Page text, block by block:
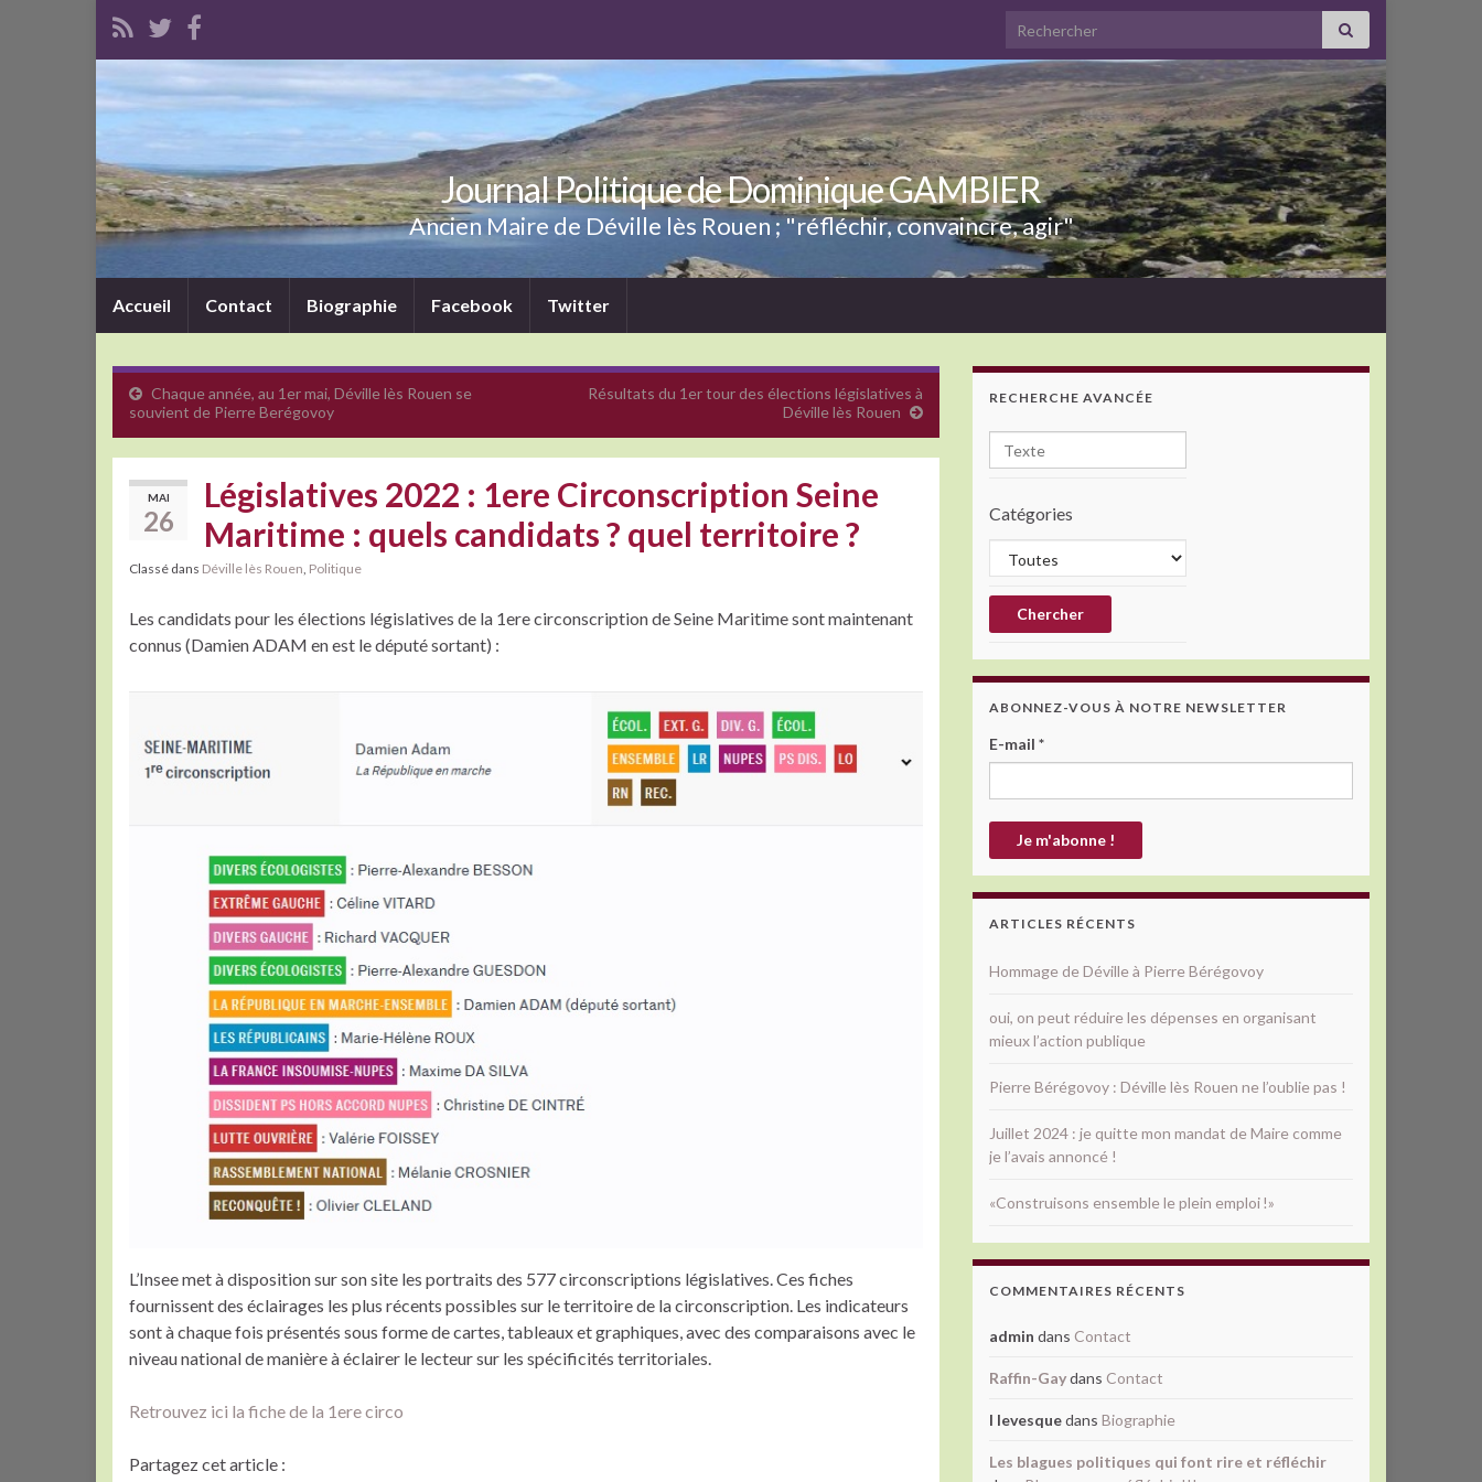
Search for:
Journal Politique de Dominique GAMBIER
Ancien Maire de Déville lès Rouen ; "réfléchir, convaincre, agir"
Accueil Contact Biographie Facebook Twitter
Chaque année, au 1er mai, Déville lès Rouen se
souvient de Pierre Berégovoy
Résultats du 1er tour des élections législatives à
Déville lès Rouen
MAI
26
Législatives 2022 : 1ere Circonscription Seine
Maritime : quels candidats ? quel territoire ?
Classé dans Déville lès Rouen, Politique
Les candidats pour les élections législatives de la 1ere circonscription de Seine Maritime sont maintenant
connus (Damien ADAM en est le député sortant) :
L’Insee met à disposition sur son site les portraits des 577 circonscriptions législatives. Ces fiches
fournissent des éclairages les plus récents possibles sur le territoire de la circonscription. Les indicateurs
sont à chaque fois présentés sous forme de cartes, tableaux et graphiques, avec des comparaisons avec le
niveau national de manière à éclairer le lecteur sur les spécificités territoriales.
Retrouvez ici la fiche de la 1ere circo
Partagez cet article :
RECHERCHE AVANCÉE
Catégories
ABONNEZ-VOUS À NOTRE NEWSLETTER
E-mail *
ARTICLES RÉCENTS
Hommage de Déville à Pierre Bérégovoy
oui, on peut réduire les dépenses en organisant
mieux l’action publique
Pierre Bérégovoy : Déville lès Rouen ne l’oublie pas !
Juillet 2024 : je quitte mon mandat de Maire comme
je l’avais annoncé !
«Construisons ensemble le plein emploi !»
COMMENTAIRES RÉCENTS
admin dans Contact
Raffin-Gaydans Contact
l levesquedans Biographie
Les blagues politiques qui font rire et réfléchir